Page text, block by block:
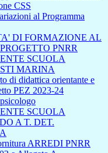
CSS
al Programma
DI FORMAZIONE AL
PNRR
SCUOLA
MARINA
di didattica orientante e
PEZ 2023-24
SCUOLA
A T. DET.
ARREDI PNRR